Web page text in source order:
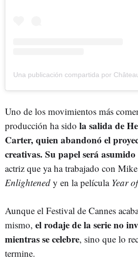
Uno de los movimientos más
producción ha sido la salida de
Carter, quien abandonó el
creativas. Su papel será
actriz que ya ha trabajado con
Enlightened y en la película Year
Aunque el Festival de Cannes
mismo, el rodaje de la serie no
mientras se celebre, sino que lo
termine.